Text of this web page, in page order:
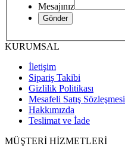
Mesajınız
KURUMSAL
İletişim
Sipariş Takibi
Gizlilik Politikası
Mesafeli Satış Sözleşmesi
Hakkımızda
Teslimat ve İade
MÜŞTERİ HİZMETLERİ